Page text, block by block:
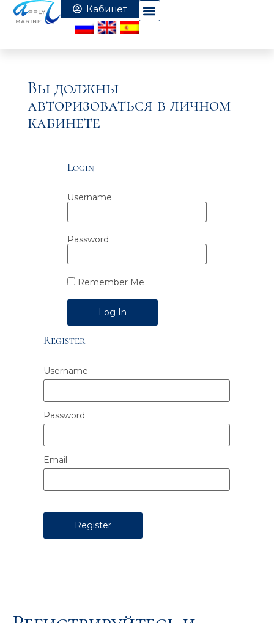
Вы должны
авторизоваться в личном
кабинете
Login
Username
Password
Remember Me
Alternative:
Register
Username
Password
Email